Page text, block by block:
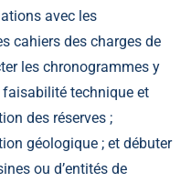
avec les
cahiers des charges de
les chronogrammes y
faisabilité technique et
des réserves ;
géologique ; et débuter
ou d’entités de